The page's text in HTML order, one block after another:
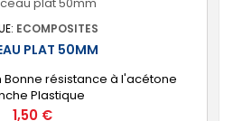
ECOMPOSITES
PLAT 50MM
Bonne résistance à l'acétone
Plastique
Prix
1,50 €